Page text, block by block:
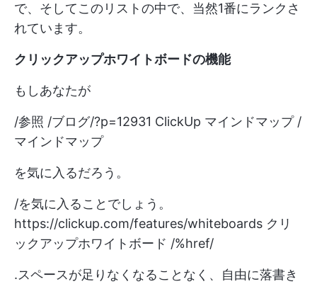
で、そしてこのリストの中で、当然1番にランクさ
れています。
クリックアップホワイトボードの機能
もしあなたが
/参照 /ブログ/?p=12931 ClickUp マインドマップ /
マインドマップ
を気に入るだろう。
/を気に入ることでしょう。
https://clickup.com/features/whiteboards クリ
ックアップホワイトボード /%href/
.スペースが足りなくなることなく、自由に落書き